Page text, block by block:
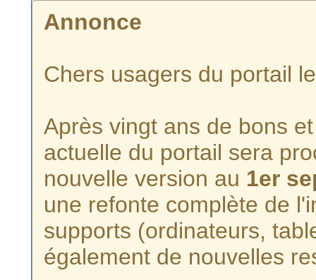
Annonce
Chers usagers du portail
Après vingt ans de bons
actuelle du portail sera
nouvelle version au 1er
une refonte complète de
supports (ordinateurs,
également de nouvelles